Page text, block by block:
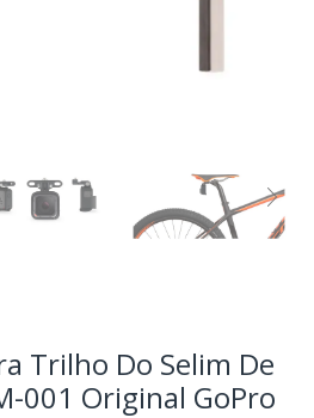
Trilho Do Selim De
001 Original GoPro